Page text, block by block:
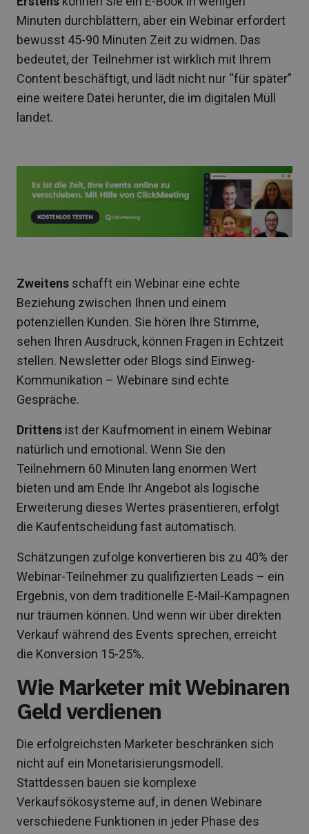
Minuten durchblättern, aber ein Webinar erfordert
bewusst 45-90 Minuten Zeit zu widmen. Das
bedeutet, der Teilnehmer ist wirklich mit Ihrem
Content beschäftigt, und lädt nicht nur “für später”
eine weitere Datei herunter, die im digitalen Müll
landet.
Zweitens schafft ein Webinar eine echte
Beziehung zwischen Ihnen und einem
potenziellen Kunden. Sie hören Ihre Stimme,
sehen Ihren Ausdruck, können Fragen in Echtzeit
stellen. Newsletter oder Blogs sind Einweg-
Kommunikation – Webinare sind echte
Gespräche.
Drittens ist der Kaufmoment in einem Webinar
natürlich und emotional. Wenn Sie den
Teilnehmern 60 Minuten lang enormen Wert
bieten und am Ende Ihr Angebot als logische
Erweiterung dieses Wertes präsentieren, erfolgt
die Kaufentscheidung fast automatisch.
Schätzungen zufolge konvertieren bis zu 40% der
Webinar-Teilnehmer zu qualifizierten Leads – ein
Ergebnis, von dem traditionelle E-Mail-Kampagnen
nur träumen können. Und wenn wir über direkten
Verkauf während des Events sprechen, erreicht
die Konversion 15-25%.
Wie Marketer mit Webinaren
Geld verdienen
Die erfolgreichsten Marketer beschränken sich
nicht auf ein Monetarisierungsmodell.
Stattdessen bauen sie komplexe
Verkaufsökosysteme auf, in denen Webinare
verschiedene Funktionen in jeder Phase des